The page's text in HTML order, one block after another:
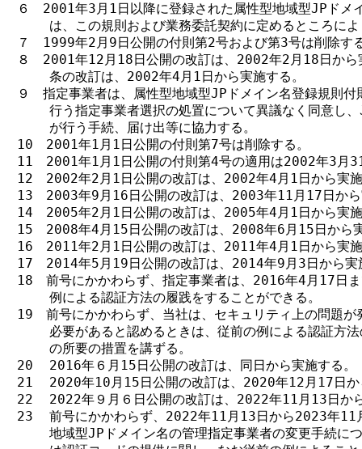
６　2001年3月1日以降に登録された属性型地域型JPドメ
は、この規則および業務委託契約に定めるところに
７　1999年2月9日公開の付則第2号および第3号は削除す
８　2001年12月18日公開の改訂は、2002年2月18日から
    条の改訂は、2002年4月1日から実施する。
９　指定事業者は、属性型地域型JPドメイン名登録規則
行う指定事業者選択の処置について異議なく同意し
    が行う手続、届け出等に協力する。
10　2001年1月1日公開の付則第7号は削除する。
11　2001年1月1日公開の付則第4号の適用は2002年3月
12　2002年2月1日公開の改訂は、2002年4月1日から実
13　2003年9月16日公開の改訂は、2003年11月17日か
14　2005年2月1日公開の改訂は、2005年4月1日から実
15　2008年4月15日公開の改訂は、2008年6月15日から
16　2011年2月1日公開の改訂は、2011年4月1日から実
17　2014年5月19日公開の改訂は、2014年9月3日から実
18　前号にかかわらず、指定事業者は、2016年4月17日
    例による認証方法の履践をすることができる。
19　前号にかかわらず、当社は、セキュリティ上の問題が
必要があると認めるときは、従前の例による認証方
    の所要の措置を講ずる。
20  2016年６月15日公開の改訂は、同日から実施する。
21  2020年10月15日公開の改訂は、2020年12月17日か
22  2022年９月６日公開の改訂は、2022年11月13日か
23  前号にかかわらず、2022年11月13日から2023年11
地域型JPドメイン名の管理指定事業者の変更手続に